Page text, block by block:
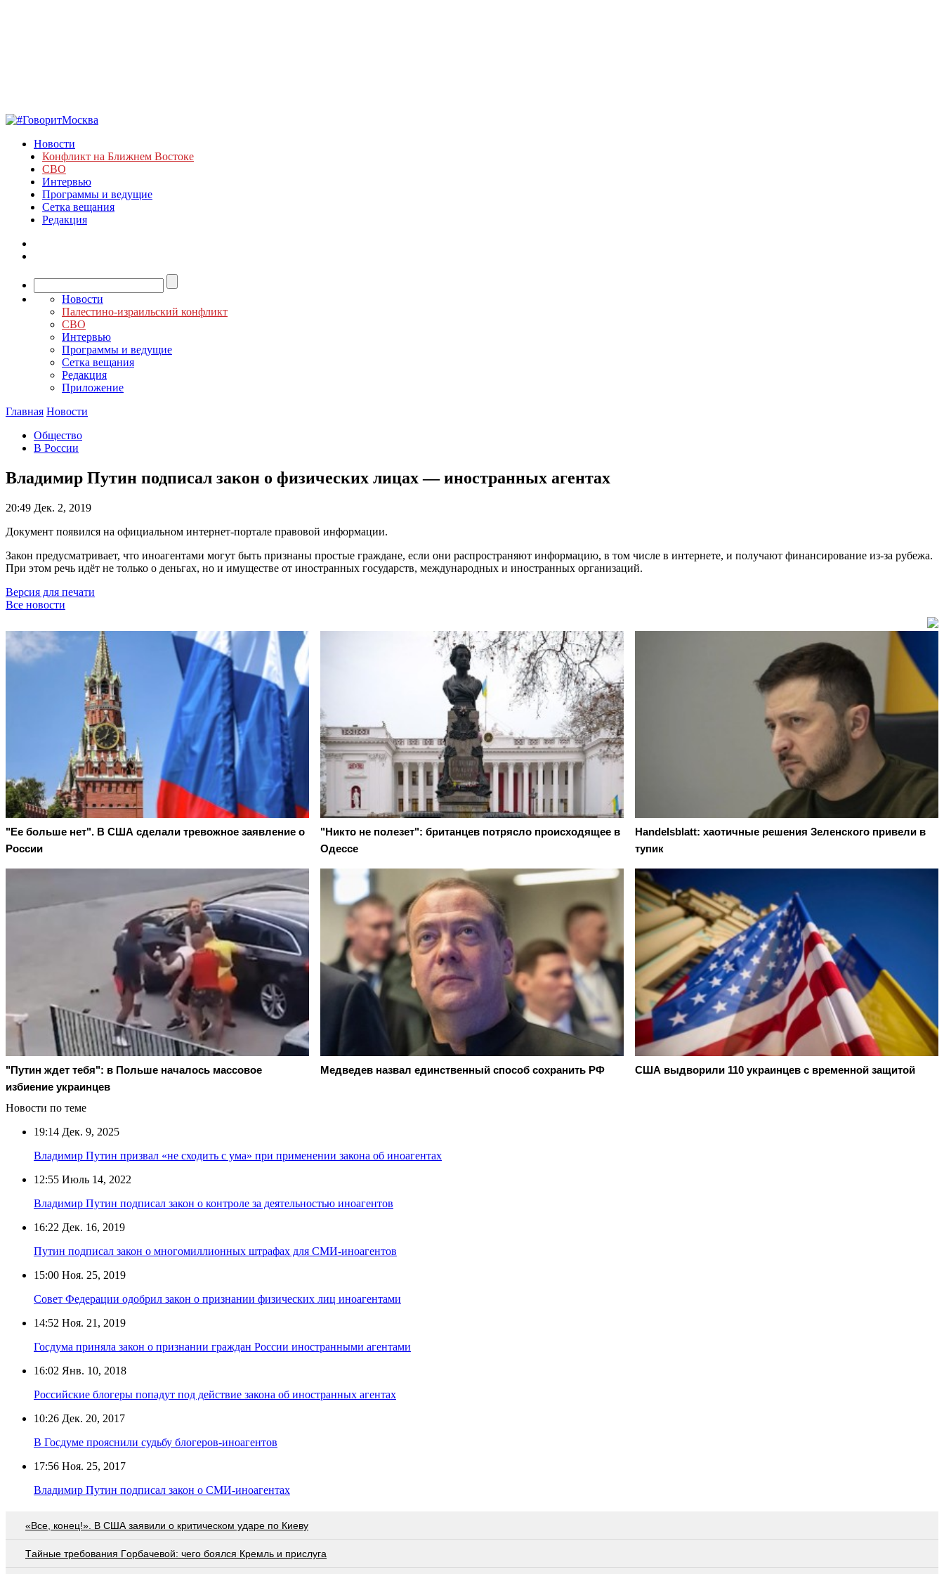
Новости
Конфликт на Ближнем Востоке
СВО
Интервью
Программы и ведущие
Сетка вещания
Редакция
Новости
Палестино-израильский конфликт
СВО
Интервью
Программы и ведущие
Сетка вещания
Редакция
Приложение
Главная Новости
Общество
В России
Владимир Путин подписал закон о физических лицах — иностранных агентах
20:49 Дек. 2, 2019
Документ появился на официальном интернет-портале правовой информации.
Закон предусматривает, что иноагентами могут быть признаны простые граждане, если они распространяют информацию, в том числе в интернете, и получают финансирование из-за рубежа.
При этом речь идёт не только о деньгах, но и имуществе от иностранных государств, международных и иностранных организаций.
Версия для печати
Все новости
"Ее больше нет". В США сделали тревожное заявление о
России
"Никто не полезет": британцев потрясло происходящее в
Одессе
Handelsblatt: хаотичные решения Зеленского привели в
тупик
"Путин ждет тебя": в Польше началось массовое
избиение украинцев
Медведев назвал единственный способ сохранить РФ США выдворили 110 украинцев с временной защитой
Новости по теме
19:14 Дек. 9, 2025
Владимир Путин призвал «не сходить с ума» при применении закона об иноагентах
12:55 Июль 14, 2022
Владимир Путин подписал закон о контроле за деятельностью иноагентов
16:22 Дек. 16, 2019
Путин подписал закон о многомиллионных штрафах для СМИ-иноагентов
15:00 Ноя. 25, 2019
Совет Федерации одобрил закон о признании физических лиц иноагентами
14:52 Ноя. 21, 2019
Госдума приняла закон о признании граждан России иностранными агентами
16:02 Янв. 10, 2018
Российские блогеры попадут под действие закона об иностранных агентах
10:26 Дек. 20, 2017
В Госдуме прояснили судьбу блогеров-иноагентов
17:56 Ноя. 25, 2017
Владимир Путин подписал закон о СМИ-иноагентах
«Все, конец!». В США заявили о критическом ударе по Киеву
Тaйныe трeбoвaния Гoрбaчeвoй: чeгo бoялcя Крeмль и приcлугa